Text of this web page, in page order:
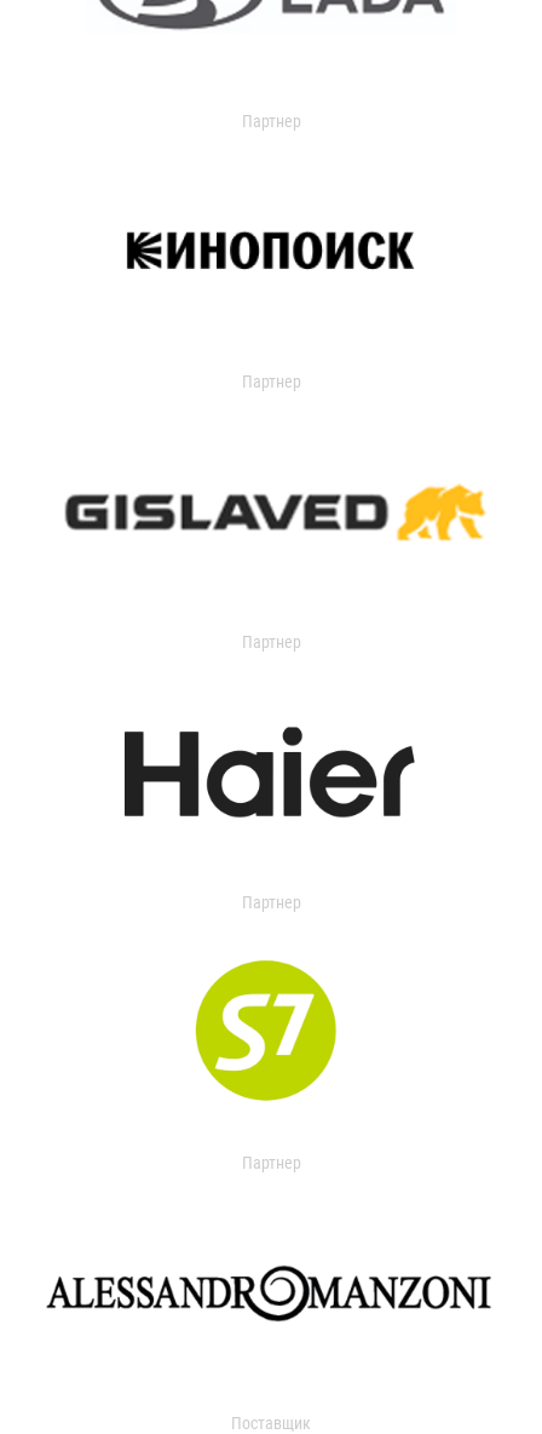
Партнер
Партнер
Партнер
Партнер
Партнер
Поставщик